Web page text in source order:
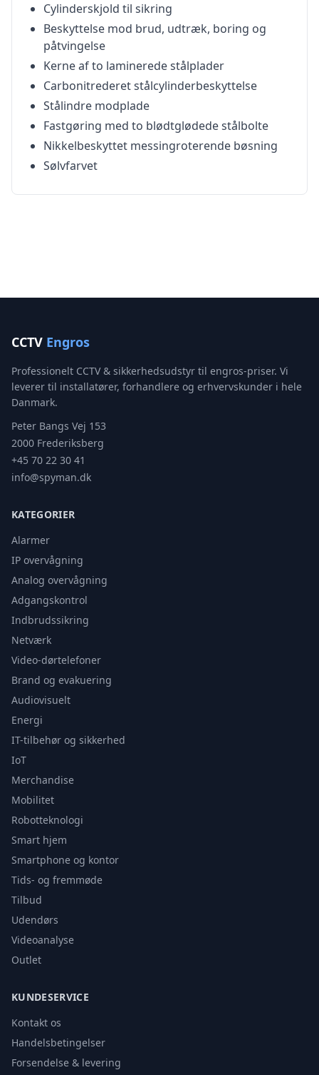
Cylinderskjold til sikring
Beskyttelse mod brud, udtræk, boring og
påtvingelse
Kerne af to laminerede stålplader
Carbonitrederet stålcylinderbeskyttelse
Stålindre modplade
Fastgøring med to blødtglødede stålbolte
Nikkelbeskyttet messingroterende bøsning
Sølvfarvet
CCTV Engros
Professionelt CCTV & sikkerhedsudstyr til engros-priser. Vi
leverer til installatører, forhandlere og erhvervskunder i hele
Danmark.
Peter Bangs Vej 153
2000 Frederiksberg
+45 70 22 30 41
info@spyman.dk
KATEGORIER
Alarmer
IP overvågning
Analog overvågning
Adgangskontrol
Indbrudssikring
Netværk
Video-dørtelefoner
Brand og evakuering
Audiovisuelt
Energi
IT-tilbehør og sikkerhed
IoT
Merchandise
Mobilitet
Robotteknologi
Smart hjem
Smartphone og kontor
Tids- og fremmøde
Tilbud
Udendørs
Videoanalyse
Outlet
KUNDESERVICE
Kontakt os
Handelsbetingelser
Forsendelse & levering